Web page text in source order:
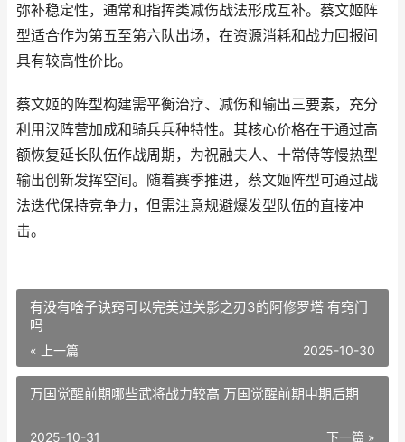
弥补稳定性，通常和指挥类减伤战法形成互补。蔡文姬阵
型适合作为第五至第六队出场，在资源消耗和战力回报间
具有较高性价比。
蔡文姬的阵型构建需平衡治疗、减伤和输出三要素，充分
利用汉阵营加成和骑兵兵种特性。其核心价格在于通过高
额恢复延长队伍作战周期，为祝融夫人、十常侍等慢热型
输出创新发挥空间。随着赛季推进，蔡文姬阵型可通过战
法迭代保持竞争力，但需注意规避爆发型队伍的直接冲
击。
有没有啥子诀窍可以完美过关影之刃3的阿修罗塔 有窍门
吗
« 上一篇 2025-10-30
万国觉醒前期哪些武将战力较高 万国觉醒前期中期后期
下一篇 »
2025-10-31